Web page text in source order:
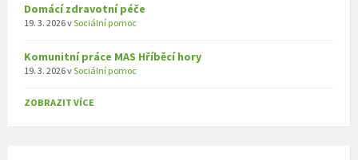
Domácí zdravotní péče
19. 3. 2026vSociální pomoc
Komunitní práce MAS Hříběcí hory
19. 3. 2026vSociální pomoc
ZOBRAZIT VÍCE